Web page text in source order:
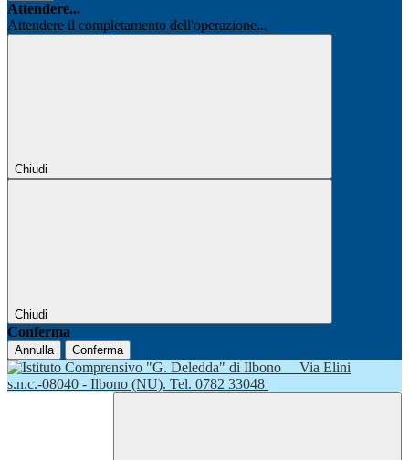
Attendere...
Attendere il completamento dell'operazione...
Chiudi
Chiudi
Conferma
Annulla Conferma
Via Elini
s.n.c.-08040 - Ilbono (NU). Tel. 0782 33048